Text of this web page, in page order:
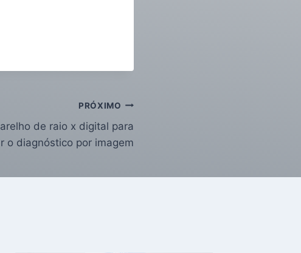
PRÓXIMO
de raio x digital para
o diagnóstico por imagem